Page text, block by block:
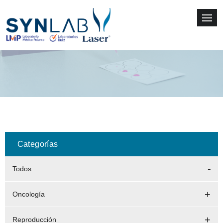
Categorías
Todos
Oncología
Reproducción